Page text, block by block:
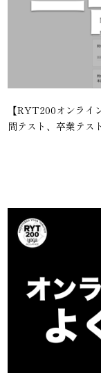
【RYT200オンライ
間テスト、卒業テス